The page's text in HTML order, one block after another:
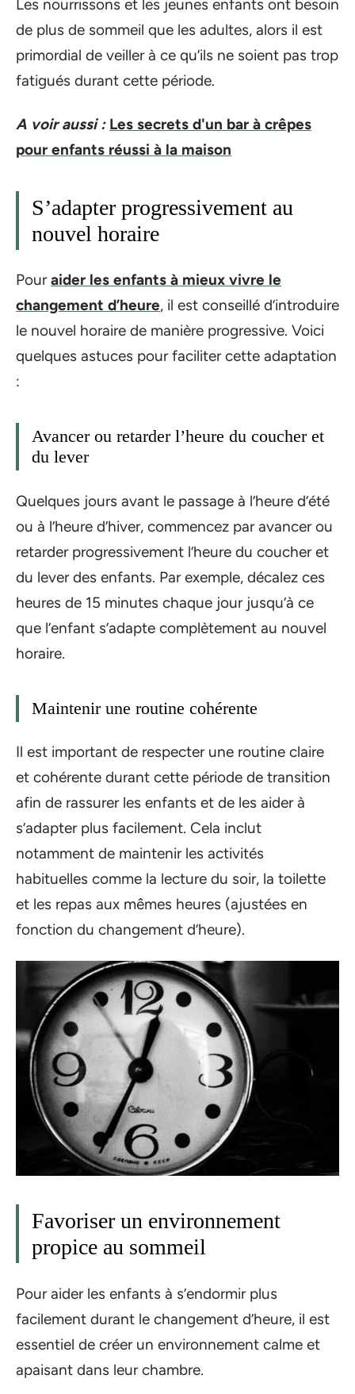
Les nourrissons et les jeunes enfants ont besoin
de plus de sommeil que les adultes, alors il est
primordial de veiller à ce qu’ils ne soient pas trop
fatigués durant cette période.
A voir aussi : Les secrets d'un bar à crêpes
pour enfants réussi à la maison
S’adapter progressivement au
nouvel horaire
Pouraider les enfants à mieux vivre le
changement d’heure, il est conseillé d’introduire
le nouvel horaire de manière progressive. Voici
quelques astuces pour faciliter cette adaptation
:
Avancer ou retarder l’heure du coucher et
du lever
Quelques jours avant le passage à l’heure d’été
ou à l’heure d’hiver, commencez par avancer ou
retarder progressivement l’heure du coucher et
du lever des enfants. Par exemple, décalez ces
heures de 15 minutes chaque jour jusqu’à ce
que l’enfant s’adapte complètement au nouvel
horaire.
Maintenir une routine cohérente
Il est important de respecter une routine claire
et cohérente durant cette période de transition
afin de rassurer les enfants et de les aider à
s’adapter plus facilement. Cela inclut
notamment de maintenir les activités
habituelles comme la lecture du soir, la toilette
et les repas aux mêmes heures (ajustées en
fonction du changement d’heure).
Favoriser un environnement
propice au sommeil
Pour aider les enfants à s’endormir plus
facilement durant le changement d’heure, il est
essentiel de créer un environnement calme et
apaisant dans leur chambre.